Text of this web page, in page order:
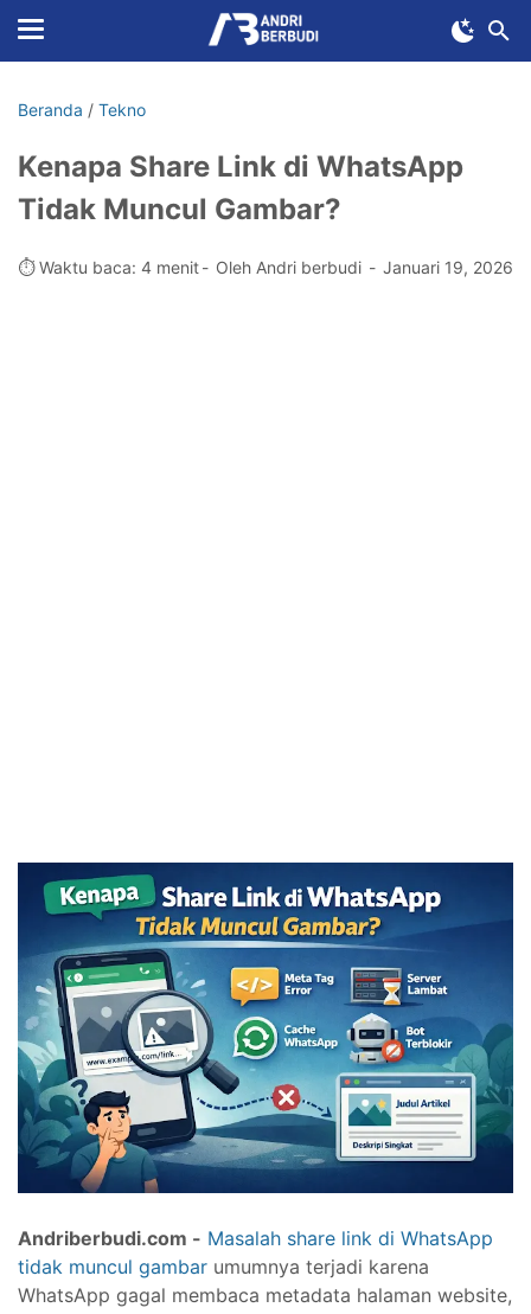
Beranda / Tekno
Kenapa Share Link di WhatsApp
Tidak Muncul Gambar?
⏱️ Waktu baca: 4 menit Oleh Andri berbudi Januari 19, 2026
Andriberbudi.com - Masalah share link di WhatsApp
tidak muncul gambar umumnya terjadi karena
WhatsApp gagal membaca metadata halaman website,